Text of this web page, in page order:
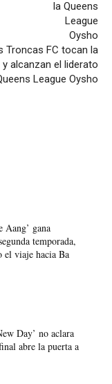
Troncas FC tocan la
y alcanzan el liderato
League Oysho
Aang’ gana
temporada,
el viaje hacia Ba
Day’ no aclara
abre la puerta a